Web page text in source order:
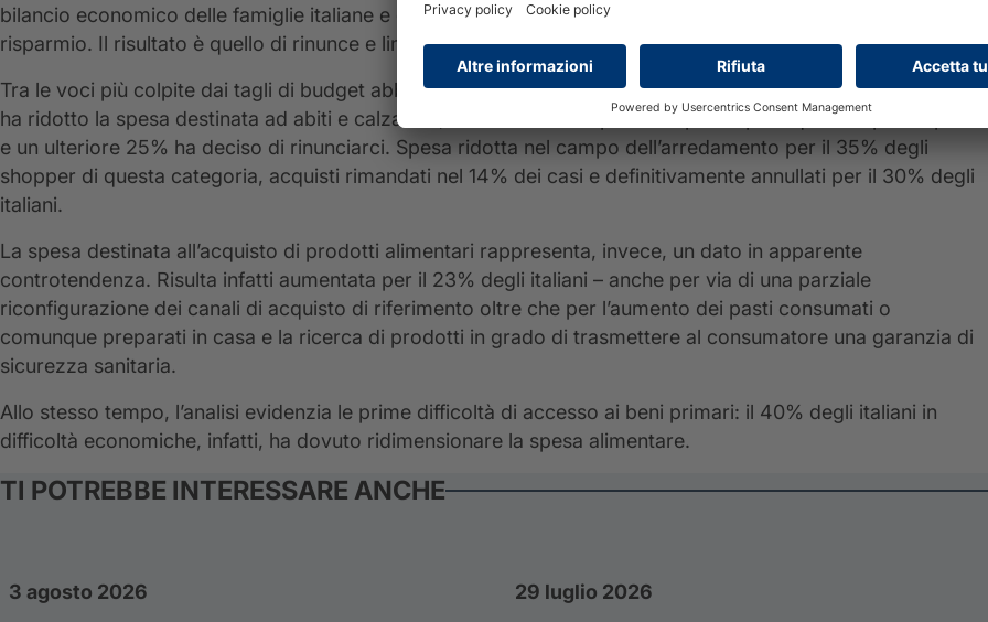
bilancio economico delle famiglie italiane e dall’altro incentivano, tra chi può, una maggior propensione al
risparmio. Il risultato è quello di rinunce e limitazioni alle spese “non obbligate”.
Tra le voci più colpite dai tagli di budget abbigliamento e arredamento. Il 38% dei responsabili di acquisto
ha ridotto la spesa destinata ad abiti e calzature, il 17% ha invece preferito posticipare questo tipo di spesa
e un ulteriore 25% ha deciso di rinunciarci. Spesa ridotta nel campo dell’arredamento per il 35% degli
shopper di questa categoria, acquisti rimandati nel 14% dei casi e definitivamente annullati per il 30% degli
italiani.
La spesa destinata all’acquisto di prodotti alimentari rappresenta, invece, un dato in apparente
controtendenza. Risulta infatti aumentata per il 23% degli italiani – anche per via di una parziale
riconfigurazione dei canali di acquisto di riferimento oltre che per l’aumento dei pasti consumati o
comunque preparati in casa e la ricerca di prodotti in grado di trasmettere al consumatore una garanzia di
sicurezza sanitaria.
Allo stesso tempo, l’analisi evidenzia le prime difficoltà di accesso ai beni primari: il 40% degli italiani in
difficoltà economiche, infatti, ha dovuto ridimensionare la spesa alimentare.
TI POTREBBE INTERESSARE ANCHE
3 agosto 2026 29 luglio 2026